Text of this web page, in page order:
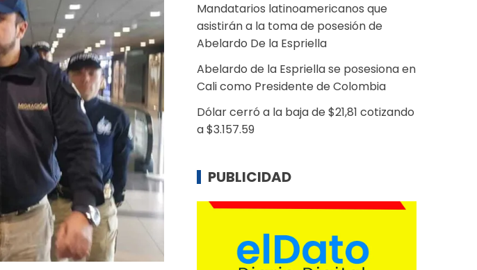
Mandatarios latinoamericanos que
asistirán a la toma de posesión de
Abelardo De la Espriella
Abelardo de la Espriella se posesiona en
Cali como Presidente de Colombia
Dólar cerró a la baja de $21,81 cotizando
a $3.157.59
PUBLICIDAD